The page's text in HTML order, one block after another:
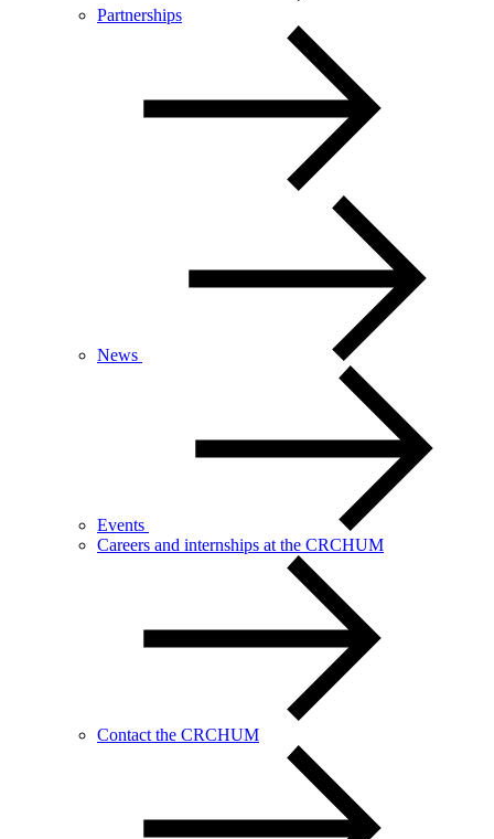
Partnerships
News
Events
Careers and internships at the CRCHUM
Contact the CRCHUM